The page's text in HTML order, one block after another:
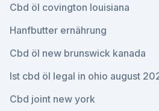
Cbd öl covington louisiana
Hanfbutter ernährung
Cbd öl new brunswick kanada
Ist cbd öl legal in ohio august
Cbd joint new york